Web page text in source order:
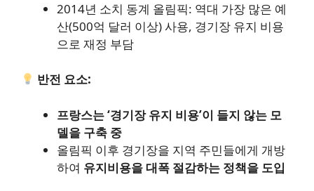
2014년 소치 동계 올림픽: 역대 가장 많은 예
산(500억 달러 이상) 사용, 경기장 유지 비용
으로 재정 부담
반전 요소:
프랑스는 ‘경기장 유지 비용’이 들지 않는 모
델을 구축 중
올림픽 이후 경기장을 지역 주민들에게 개방
하여 유지비용을 대폭 절감하는 정책을 도입